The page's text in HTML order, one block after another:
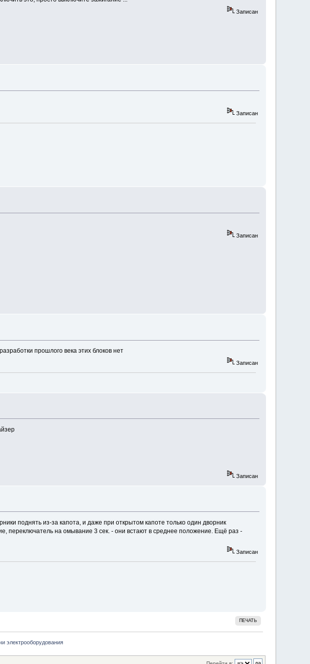
Записан
Записан
Записан
прошлого века этих блоков нет
Записан
Записан
поднять из-за капота, и даже при открытом капоте только один дворник
переключатель на омывание 3 сек. - они встают в среднее положение. Ещё раз -
Записан
ПЕЧАТЬ
электрооборудования